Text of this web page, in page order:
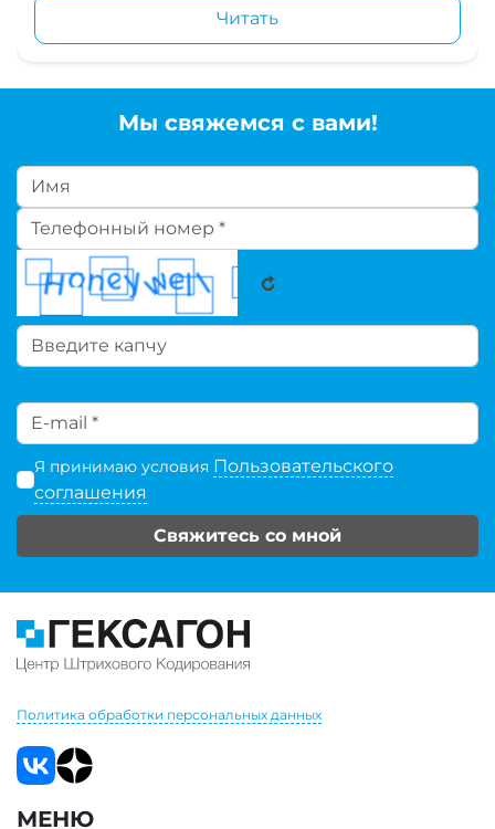
Читать
Мы свяжемся с вами!
Я принимаю условия Пользовательского
соглашения
Свяжитесь со мной
Политика обработки персональных данных
МЕНЮ